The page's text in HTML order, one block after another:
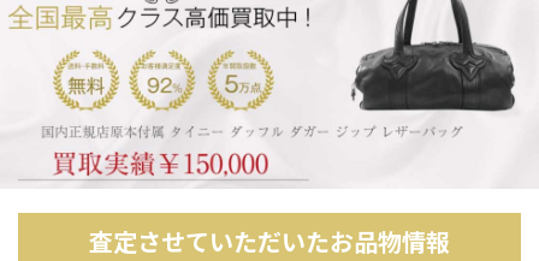
査定させていただいたお品物情報